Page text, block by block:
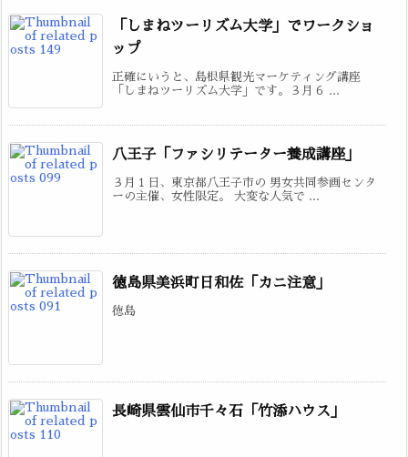
「しまねツーリズム大学」でワークショ
ップ
正確にいうと、島根県観光マーケティング講座
「しまねツーリズム大学」です。３月６ ...
八王子「ファシリテーター養成講座」
３月１日、東京都八王子市の 男女共同参画センタ
ーの主催、女性限定。 大変な人気で ...
徳島県美浜町日和佐「カニ注意」
徳島
長崎県雲仙市千々石「竹添ハウス」